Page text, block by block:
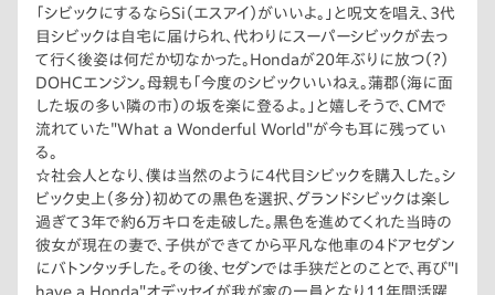
「シビックにするならSi（エスアイ）がいいよ。」と呪文を唱え、3代
目シビックは自宅に届けられ、代わりにスーパーシビックが去っ
て行く後姿は何だか切なかった。Hondaが20年ぶりに放つ（？）
DOHCエンジン。母親も「今度のシビックいいねぇ。蒲郡（海に面
した坂の多い隣の市）の坂を楽に登るよ。」と嬉しそうで、CMで
流れていた"What a Wonderful World"が今も耳に残ってい
る。
☆社会人となり、僕は当然のように4代目シビックを購入した。シ
ビック史上（多分）初めての黒色を選択、グランドシビックは楽し
過ぎて3年で約6万キロを走破した。黒色を進めてくれた当時の
彼女が現在の妻で、子供ができてから平凡な他車の4ドアセダン
にバトンタッチした。その後、セダンでは手狭だとのことで、再び"I
have a Honda"オデッセイが我が家の一員となり11年間活躍